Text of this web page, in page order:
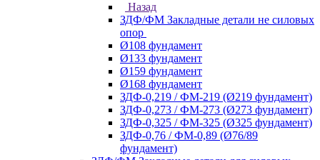
Назад
ЗДФ/ФМ Закладные детали не силовых
опор
Ø108 фундамент
Ø133 фундамент
Ø159 фундамент
Ø168 фундамент
ЗДФ-0,219 / ФМ-219 (Ø219 фундамент)
ЗДФ-0,273 / ФМ-273 (Ø273 фундамент)
ЗДФ-0,325 / ФМ-325 (Ø325 фундамент)
ЗДФ-0,76 / ФМ-0,89 (Ø76/89
фундамент)